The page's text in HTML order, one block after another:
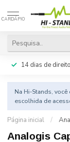
CARDÁPIO
14 dias de
Na Hi-Stands,
escolhida de
Página inicial /
Analogis